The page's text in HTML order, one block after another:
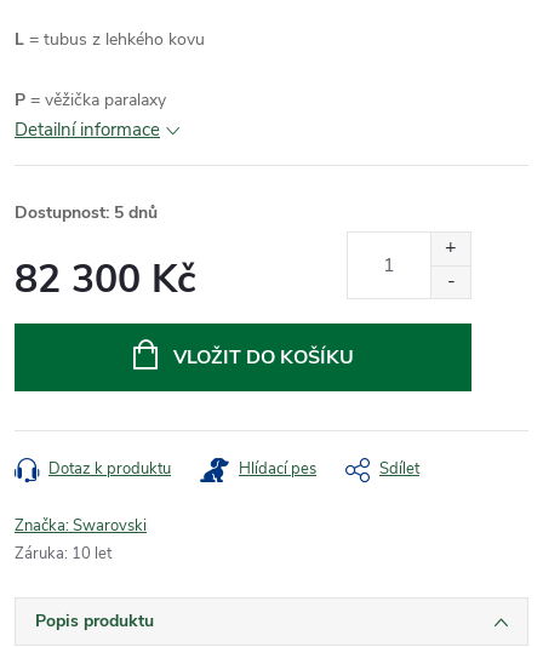
L = tubus z lehkého kovu
P = věžička paralaxy
Detailní informace
Dostupnost: 5 dnů
82 300 Kč
VLOŽIT DO KOŠÍKU
Dotaz k produktu Hlídací pes Sdílet
Značka:Swarovski
Záruka: 10 let
Popis produktu